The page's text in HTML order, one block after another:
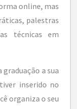
online, mas
palestras
técnicas em
a sua
inserido no
organiza o seu